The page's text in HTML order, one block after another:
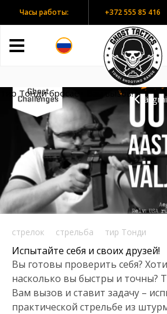
Часы работы:
ежедневно с 10:00
+372 555 85 416
Тир Тонди бросает Вам вызов!
стрелок стрельба тир Тонди
Испытайте себя и своих друзей!
Вы готовы проверить себя?
насколько вы быстры и точны?
Вам вызов и ставит задачу –
практической стрельбе из